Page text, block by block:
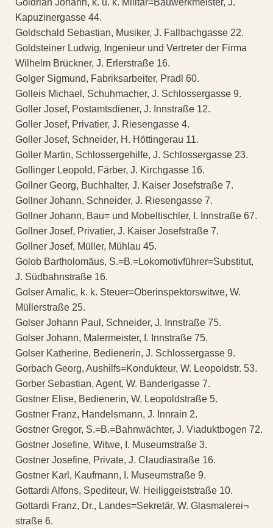
Kapuzinergasse 44.
Goldschald Sebastian, Musiker, J. Fallbachgasse 22.
Goldsteiner Ludwig, Ingenieur und Vertreter der Firma
Wilhelm Brückner, J. Erlerstraße 16.
Golger Sigmund, Fabriksarbeiter, Pradl 60.
Golleis Michael, Schuhmacher, J. Schlossergasse 9.
Goller Josef, Postamtsdiener, J. Innstraße 12.
Goller Josef, Privatier, J. Riesengasse 4.
Goller Josef, Schneider, H. Höttingerau 11.
Goller Martin, Schlossergehilfe, J. Schlossergasse 23.
Gollinger Leopold, Färber, J. Kirchgasse 16.
Gollner Georg, Buchhalter, J. Kaiser Josefstraße 7.
Gollner Johann, Schneider, J. Riesengasse 7.
Gollner Johann, Bau= und Mobeltischler, I. Innstraße 67.
Gollner Josef, Privatier, J. Kaiser Josefstraße 7.
Gollner Josef, Müller, Mühlau 45.
Golob Bartholomäus, S.=B.=Lokomotivführer=Substitut,
J. Südbahnstraße 16.
Golser Amalic, k. k. Steuer=Oberinspektorswitwe, W.
Müllerstraße 25.
Golser Johann Paul, Schneider, J. Innstraße 75.
Golser Johann, Malermeister, I. Innstraße 75.
Golser Katherine, Bedienerin, J. Schlossergasse 9.
Gorbach Georg, Aushilfs=Kondukteur, W. Leopoldstr. 53.
Gorber Sebastian, Agent, W. Banderlgasse 7.
Gostner Elise, Bedienerin, W. Leopoldstraße 5.
Gostner Franz, Handelsmann, J. Innrain 2.
Gostner Gregor, S.=B.=Bahnwächter, J. Viaduktbogen 72.
Gostner Josefine, Witwe, I. Museumstraße 3.
Gostner Josefine, Private, J. Claudiastraße 16.
Gostner Karl, Kaufmann, I. Museumstraße 9.
Gottardi Alfons, Spediteur, W. Heiliggeiststraße 10.
Gottardi Franz, Dr., Landes=Sekretär, W. Glasmalerei¬
straße 6.